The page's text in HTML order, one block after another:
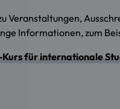
Veranstaltungen,
Informationen, zum
Kurs für internationale